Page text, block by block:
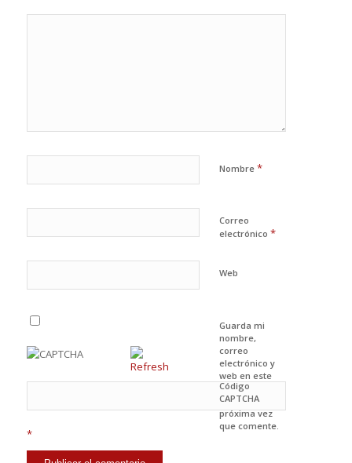
Nombre *
Correo
electrónico *
Web
Guarda mi
nombre,
correo
electrónico y
web en este
navegador
para la
próxima vez
que comente.
Código
CAPTCHA
*